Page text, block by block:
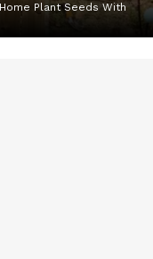
Plant Seeds With